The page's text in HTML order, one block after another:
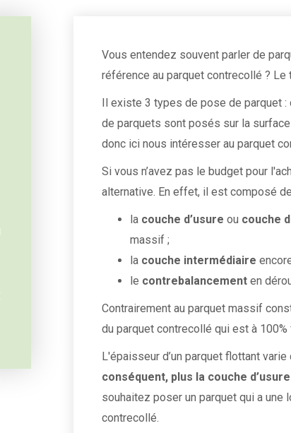
Vous entendez souvent parler de
référence au parquet contrecollé ?
Il existe 3 types de pose de parquet
de parquets sont posés sur la
donc ici nous intéresser au parquet
Si vous n’avez pas le budget pour
alternative. En effet, il est composé
la couche d’usure ou couche
massif ;
la couche intermédiaire
le contrebalancementen
Contrairement au parquet massif
du parquet contrecollé qui est à
L'épaisseur d’un parquet flottant
conséquent, plus la couche
souhaitez poser un parquet qui a
contrecollé.